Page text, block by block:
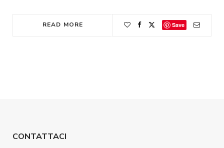
READ MORE Save
CONTATTACI